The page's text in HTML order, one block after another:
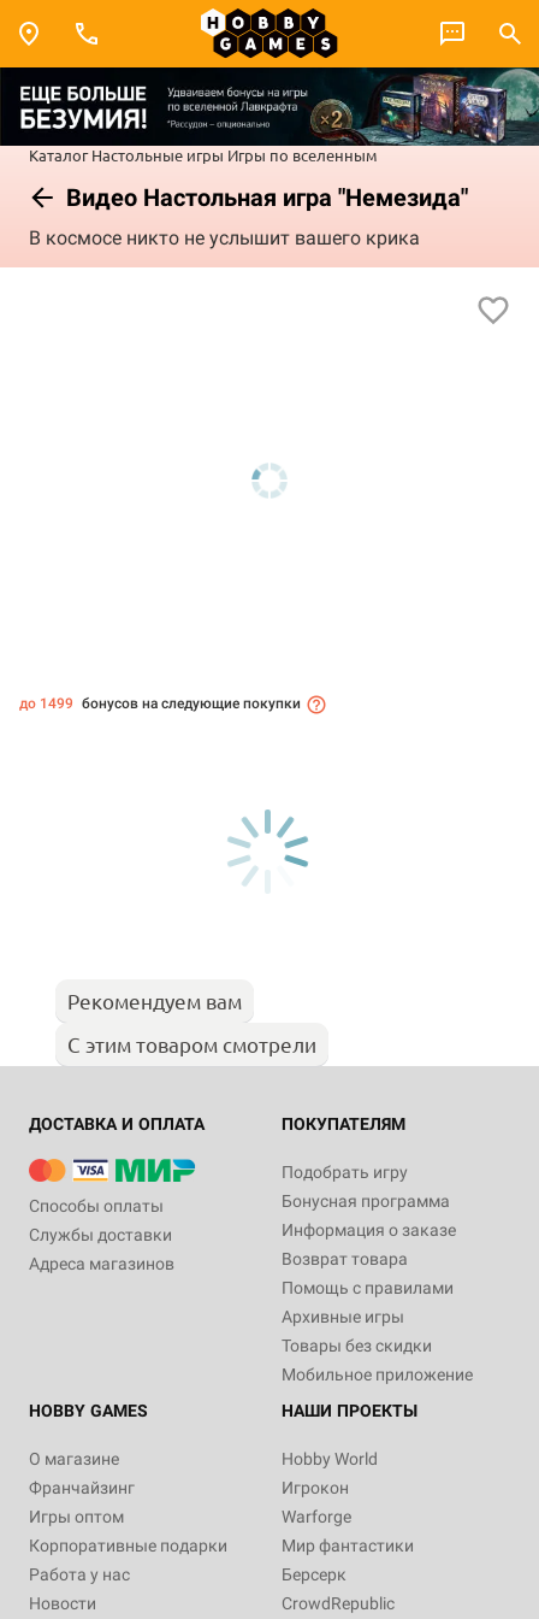
Каталог Настольные игры Игры по вселенным
Видео Настольная игра "Немезида"
В космосе никто не услышит вашего крика
до 1499 бонусов на следующие покупки
Рекомендуем вам
С этим товаром смотрели
ДОСТАВКА И ОПЛАТА
Способы оплаты
Службы доставки
Адреса магазинов
ПОКУПАТЕЛЯМ
Подобрать игру
Бонусная программа
Информация о заказе
Возврат товара
Помощь с правилами
Архивные игры
Товары без скидки
Мобильное приложение
HOBBY GAMES
О магазине
Франчайзинг
Игры оптом
Корпоративные подарки
Работа у нас
Новости
НАШИ ПРОЕКТЫ
Hobby World
Игрокон
Warforge
Мир фантастики
Берсерк
CrowdRepublic